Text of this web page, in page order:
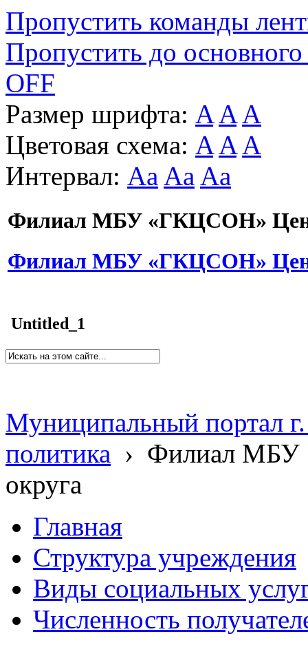
Пропустить команды
Пропустить до основного
OFF
Размер шрифта: A A A
Цветовая схема: A A A
Интервал: Aa Aa Aa
Филиал МБУ «ГКЦСОН»
Филиал МБУ «ГКЦСОН»
Untitled_1
Муниципальный портал
политика › Филиал МБУ
округа
Главная
Структура учреждения
Виды социальных
Численность